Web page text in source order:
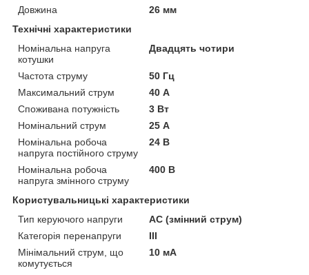
Довжина
26 мм
Технічні характеристики
Номінальна напруга
котушки
Двадцять чотири
Частота струму
50 Гц
Максимальний струм
40 А
Споживана потужність
3 Вт
Номінальний струм
25 А
Номінальна робоча
напруга постійного струму
24 В
Номінальна робоча
напруга змінного струму
400 В
Користувальницькі характеристики
Тип керуючого напруги
AC (змінний струм)
Категорія перенапруги
III
Мінімальний струм, що
комутується
10 мА